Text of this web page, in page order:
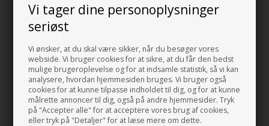
Vi tager dine personoplysninger
seriøst
Vi ønsker, at du skal være sikker, når du besøger vores
webside. Vi bruger cookies for at sikre, at du får den bedst
mulige brugeroplevelse og for at indsamle statistik, så vi kan
analysere, hvordan hjemmesiden bruges. Vi bruger også
cookies for at kunne tilpasse indholdet til dig, og for at kunne
målrette annoncer til dig, også på andre hjemmesider. Tryk
på "Accepter alle" for at acceptere vores brug af cookies,
eller tryk på "Detaljer" for at læse mere om dette.
HUSK OGSÅ DISSE
Bundventil free flow VA i hvid Porcelæn
+713,00 DKK
Gå til varen
Bundventil push VA i hvid Porcelæn
+838,00 DKK
Gå til varen